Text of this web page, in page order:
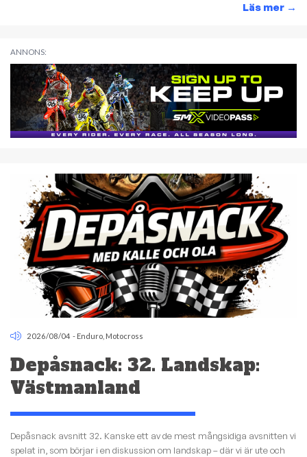
Läs mer →
ANNONS:
2026/08/04 - Enduro Motocross
Depåsnack: 32. Landskap:
Västmanland
Depåsnack avsnitt 32. Kanske ett av de mest mångsidiga avsnitten vi
spelat in, som börjar i en diskussion om landskap – där vi är ute och